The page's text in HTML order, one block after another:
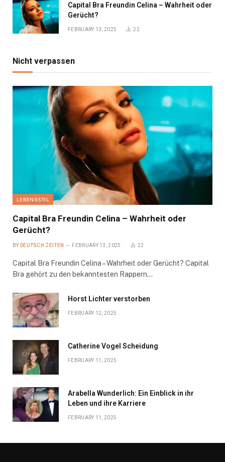
Capital Bra Freundin Celina – Wahrheit oder
Gerücht?
FEBRUARY 13, 2025 22
Nicht verpassen
LEBENSSTIL
Capital Bra Freundin Celina – Wahrheit oder
Gerücht?
BY DEUTSCH ZEITEN FEBRUARY 13, 2025 22
Capital Bra Freundin Celina – Wahrheit oder Gerücht? Capital
Bra gehört zu den bekanntesten Rappern…
Horst Lichter verstorben
FEBRUARY 12, 2025
Catherine Vogel Scheidung
FEBRUARY 11, 2025
Arabella Wunderlich: Ein Einblick in ihr
Leben und ihre Karriere
FEBRUARY 11, 2025